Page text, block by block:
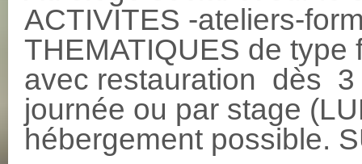
ACTIVITES -ateliers-
THEMATIQUES de type
avec restauration dès 3
journée ou par stage
hébergement possible.